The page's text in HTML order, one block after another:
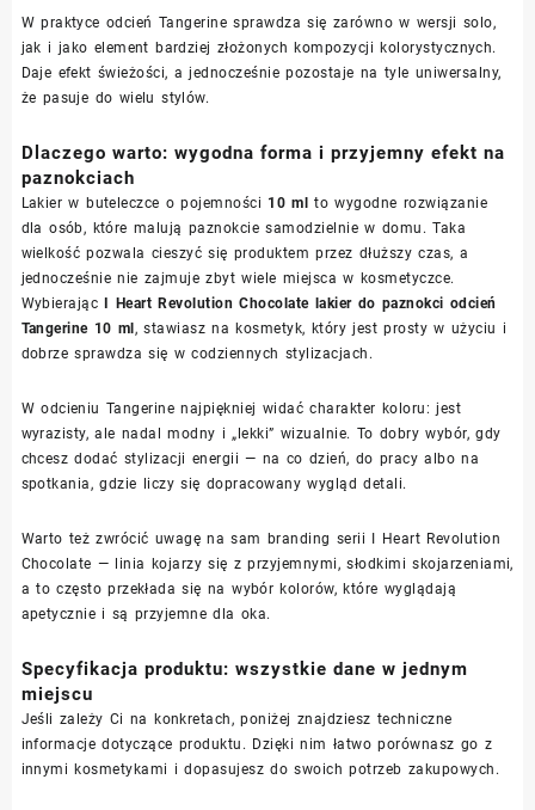
W praktyce odcień Tangerine sprawdza się zarówno w wersji solo,
jak i jako element bardziej złożonych kompozycji kolorystycznych.
Daje efekt świeżości, a jednocześnie pozostaje na tyle uniwersalny,
że pasuje do wielu stylów.
Dlaczego warto: wygodna forma i przyjemny efekt na
paznokciach
Lakier w buteleczce o pojemności 10 ml to wygodne rozwiązanie
dla osób, które malują paznokcie samodzielnie w domu. Taka
wielkość pozwala cieszyć się produktem przez dłuższy czas, a
jednocześnie nie zajmuje zbyt wiele miejsca w kosmetyczce.
WybierającI Heart Revolution Chocolate lakier do paznokci odcień
Tangerine 10 ml, stawiasz na kosmetyk, który jest prosty w użyciu i
dobrze sprawdza się w codziennych stylizacjach.
W odcieniu Tangerine najpiękniej widać charakter koloru: jest
wyrazisty, ale nadal modny i „lekki” wizualnie. To dobry wybór, gdy
chcesz dodać stylizacji energii — na co dzień, do pracy albo na
spotkania, gdzie liczy się dopracowany wygląd detali.
Warto też zwrócić uwagę na sam branding serii I Heart Revolution
Chocolate — linia kojarzy się z przyjemnymi, słodkimi skojarzeniami,
a to często przekłada się na wybór kolorów, które wyglądają
apetycznie i są przyjemne dla oka.
Specyfikacja produktu: wszystkie dane w jednym
miejscu
Jeśli zależy Ci na konkretach, poniżej znajdziesz techniczne
informacje dotyczące produktu. Dzięki nim łatwo porównasz go z
innymi kosmetykami i dopasujesz do swoich potrzeb zakupowych.